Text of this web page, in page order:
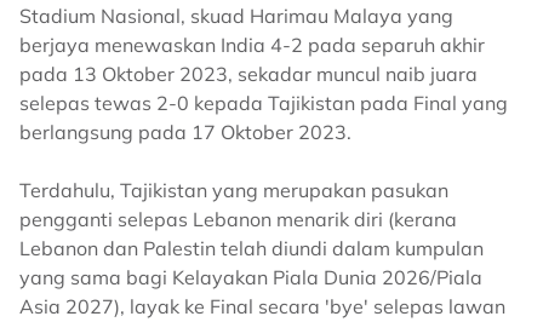
Stadium Nasional, skuad Harimau Malaya yang
berjaya menewaskan India 4-2 pada separuh akhir
pada 13 Oktober 2023, sekadar muncul naib juara
selepas tewas 2-0 kepada Tajikistan pada Final yang
berlangsung pada 17 Oktober 2023.
Terdahulu, Tajikistan yang merupakan pasukan
pengganti selepas Lebanon menarik diri (kerana
Lebanon dan Palestin telah diundi dalam kumpulan
yang sama bagi Kelayakan Piala Dunia 2026/Piala
Asia 2027), layak ke Final secara 'bye' selepas lawan